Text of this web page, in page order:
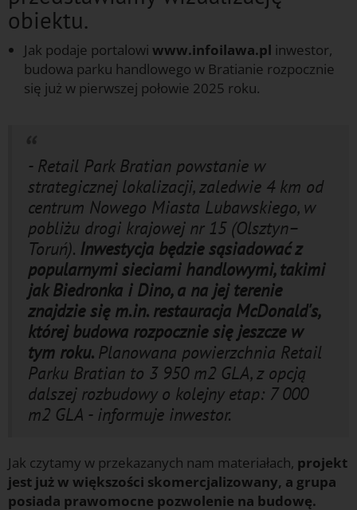
obiektu.
Jak podaje portalowi www.infoilawa.pl inwestor,
budowa parku handlowego w Bratianie rozpocznie
się już w pierwszej połowie 2025 roku.
- Retail Park Bratian powstanie w
strategicznej lokalizacji, zaledwie 4 km od
centrum Nowego Miasta Lubawskiego, w
pobliżu drogi krajowej nr 15 (Olsztyn–
Toruń). Inwestycja będzie sąsiadować z
popularnymi sieciami handlowymi, takimi
jak Biedronka i Dino, a na jej terenie
znajdzie się m.in. restauracja McDonald's,
której budowa rozpocznie się jeszcze w
tym roku. Planowana powierzchnia Retail
Parku Bratian to 3 950 m2 GLA, z opcją
dalszej rozbudowy o kolejny etap: 7 000
m2 GLA - informuje inwestor.
Jak czytamy w przekazanych nam materiałach, projekt
jest już w większości skomercjalizowany, a grupa
posiada prawomocne pozwolenie na budowę.